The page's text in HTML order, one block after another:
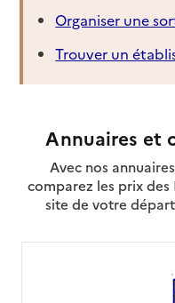
Caisse d'allocations
3230
Site internet
Rapport HAS
Source des données :
données locales / Premier
Organiser une
Trouver un
Annuaires et
Avec nos
comparez les prix des
site de votre